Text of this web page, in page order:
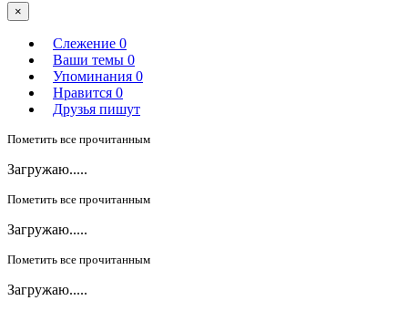
×
Слежение 0
Ваши темы 0
Упоминания 0
Нравится 0
Друзья пишут
Пометить все прочитанным
Загружаю.....
Пометить все прочитанным
Загружаю.....
Пометить все прочитанным
Загружаю.....